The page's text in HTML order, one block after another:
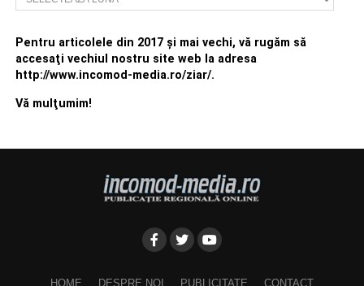
Pentru articolele din 2017 şi mai vechi, vă rugăm să
accesaţi vechiul nostru site web la adresa
http://www.incomod-media.ro/ziar/.
Vă mulţumim!
HOME DESPRE NOI PUBLICITATE CONTACT